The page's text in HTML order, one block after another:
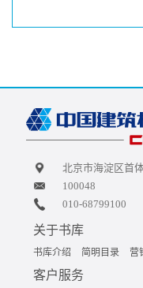
北京市海淀区首
100048
010-68799100
关于书库
书库介绍 简明目录 营
客户服务